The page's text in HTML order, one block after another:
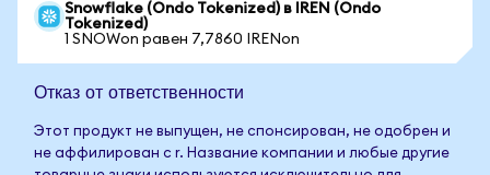
Snowflake (Ondo Tokenized) в IREN (Ondo
Tokenized)
1 SNOWon равен 7,7860 IRENon
Отказ от ответственности
Этот продукт не выпущен, не спонсирован, не одобрен и
не аффилирован с r. Название компании и любые другие